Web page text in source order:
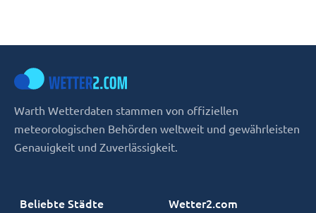
Warth Wetterdaten stammen von offiziellen
meteorologischen Behörden weltweit und gewährleisten
Genauigkeit und Zuverlässigkeit.
Beliebte Städte Wetter2.com